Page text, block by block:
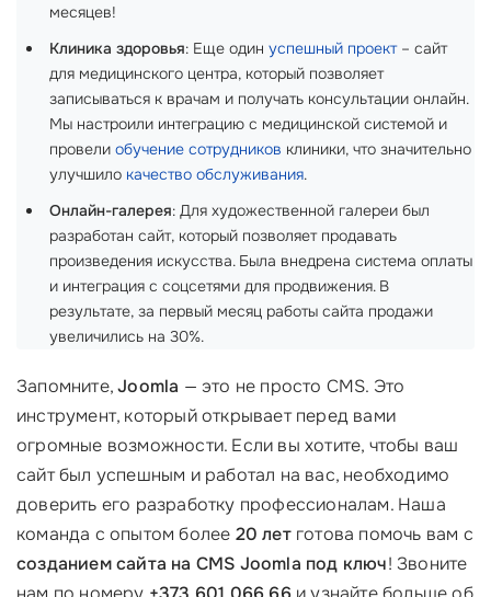
месяцев!
Клиника здоровья: Еще один успешный проект– сайт
для медицинского центра, который позволяет
записываться к врачам и получать консультации онлайн.
Мы настроили интеграцию с медицинской системой и
провели обучение сотрудников клиники, что значительно
улучшило качество обслуживания.
Онлайн-галерея: Для художественной галереи был
разработан сайт, который позволяет продавать
произведения искусства. Была внедрена система оплаты
и интеграция с соцсетями для продвижения. В
результате, за первый месяц работы сайта продажи
увеличились на 30%.
Запомните,Joomla — это не просто CMS. Это
инструмент, который открывает перед вами
огромные возможности. Если вы хотите, чтобы ваш
сайт был успешным и работал на вас, необходимо
доверить его разработку профессионалам. Наша
команда с опытом более 20 летготова помочь вам с
созданием сайта на CMS Joomla под ключ! Звоните